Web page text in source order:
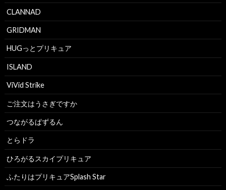
CLANNAD
GRIDMAN
HUGっとプリキュア
ISLAND
ViVid Strike
ご注文はうさぎですか
つながるぱずるん
とらドラ
ひろがるスカイプリキュア
ふたりはプリキュアSplash Star